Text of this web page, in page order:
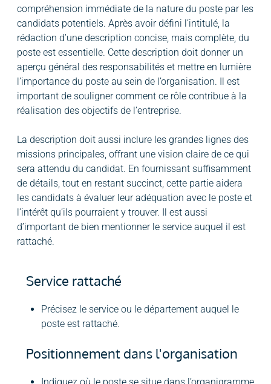
compréhension immédiate de la nature du poste par les
candidats potentiels. Après avoir défini l’intitulé, la
rédaction d’une description concise, mais complète, du
poste est essentielle. Cette description doit donner un
aperçu général des responsabilités et mettre en lumière
l’importance du poste au sein de l’organisation. Il est
important de souligner comment ce rôle contribue à la
réalisation des objectifs de l’entreprise.
La description doit aussi inclure les grandes lignes des
missions principales, offrant une vision claire de ce qui
sera attendu du candidat. En fournissant suffisamment
de détails, tout en restant succinct, cette partie aidera
les candidats à évaluer leur adéquation avec le poste et
l’intérêt qu’ils pourraient y trouver. Il est aussi
d’important de bien mentionner le service auquel il est
rattaché.
Service rattaché
Précisez le service ou le département auquel le
poste est rattaché.
Positionnement dans l'organisation